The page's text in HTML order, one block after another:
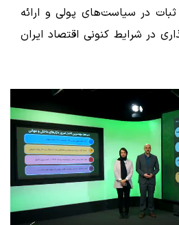
در سیاست‌های پولی و ارائه
در شرایط کنونی اقتصاد ایران